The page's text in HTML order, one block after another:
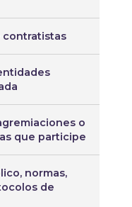
contratistas
o
que participe
normas,
de